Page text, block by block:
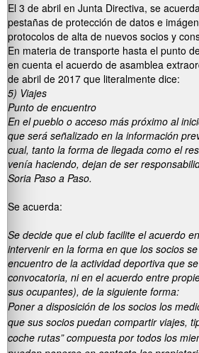
El 3 de abril en Junta Directiva, se
pestañas de protección de datos e
protocolos de alta de nuevos socios y
En materia de transporte hasta el punto
en cuenta el acuerdo de asamblea
de abril de 2017 que literalmente dice:
5) Viajes
Punto de encuentro
En el pueblo o acceso más próximo al
que será señalizado en la información
cual, tanto la forma de llegada como el
venía haciendo, dejan de ser
Soria Paso a Paso.
Se acuerda:
Se decide que el club facilite el acuerdo
intervenir en la forma en que los socios
encuentro de la actividad deportiva que
convocatoria, ni en el acuerdo entre
sus ocupantes), de la siguiente forma:
Poner a disposición de los socios los
que sus socios puedan compartir viajes,
coche rutas” compuesta por todos los